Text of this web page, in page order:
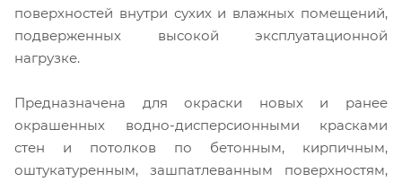
поверхностей внутри сухих и влажных помещений,
подверженных высокой эксплуатационной
нагрузке.
Предназначена для окраски новых и ранее
окрашенных водно-дисперсионными красками
стен и потолков по бетонным, кирпичным,
оштукатуренным, зашпатлеванным поверхностям,